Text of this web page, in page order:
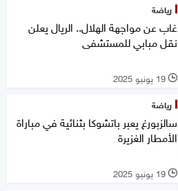
رياضة
غاب عن مواجهة الهلال.. الريال يعلن
نقل مبابي للمستشفى
l 19 يونيو 2025
رياضة
سالزبورغ يعبر باتشوكا بثنائية في مباراة
الأمطار الغزيرة
l 19 يونيو 2025